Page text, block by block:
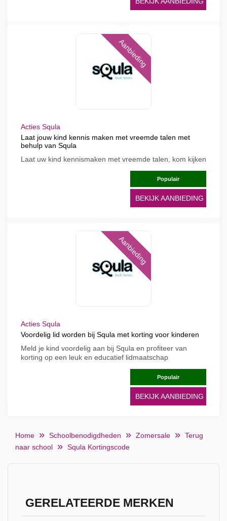
Aanbieding
Acties Squla
Laat jouw kind kennis maken met vreemde talen met
behulp van Squla
Laat uw kind kennismaken met vreemde talen, kom kijken
Populair
BEKIJK AANBIEDING
Aanbieding
Acties Squla
Voordelig lid worden bij Squla met korting voor kinderen
Meld je kind voordelig aan bij Squla en profiteer van
korting op een leuk en educatief lidmaatschap
Populair
BEKIJK AANBIEDING
Home Schoolbenodigdheden Zomersale
Terug
naar school
Squla Kortingscode
GERELATEERDE MERKEN